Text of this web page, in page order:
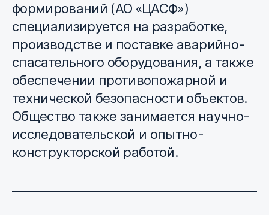
формирований (АО «ЦАСФ»)
специализируется на разработке,
производстве и поставке аварийно-
спасательного оборудования, а также
обеспечении противопожарной и
технической безопасности объектов.
Общество также занимается научно-
исследовательской и опытно-
конструкторской работой.